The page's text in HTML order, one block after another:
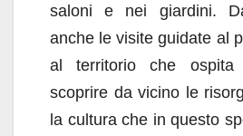
saloni e nei giardini.
anche le visite guidate al
al territorio che
scoprire da vicino le
la cultura che in questo